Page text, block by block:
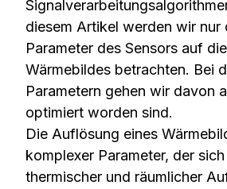
diesem Artikel werden wir nur
Parameter des Sensors auf
Wärmebildes betrachten. Bei
Parametern gehen wir davon
optimiert worden sind.
Die Auflösung eines
komplexer Parameter, der
thermischer und räumlicher